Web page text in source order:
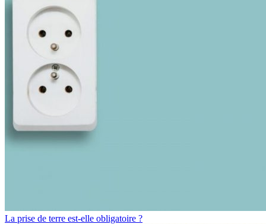
La prise de terre est-elle obligatoire ?